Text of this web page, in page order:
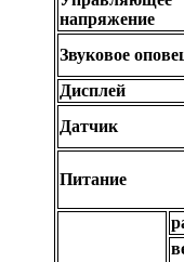
напряжение
Звуковое
Дисплей
Датчик
Питание